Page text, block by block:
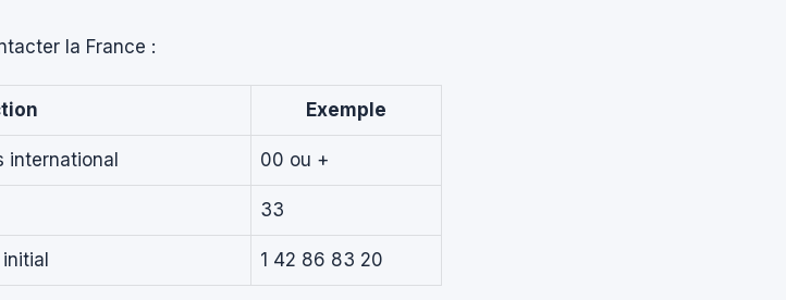
la France :
Exemple
international 00 ou +
33
1 42 86 83 20